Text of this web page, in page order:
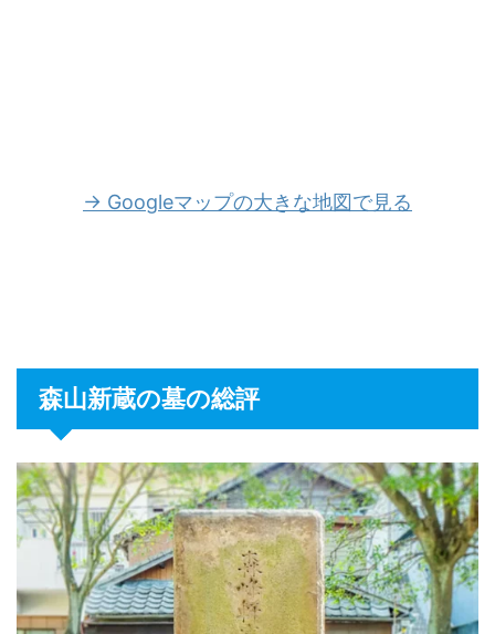
→ Googleマップの大きな地図で見る
森山新蔵の墓の総評